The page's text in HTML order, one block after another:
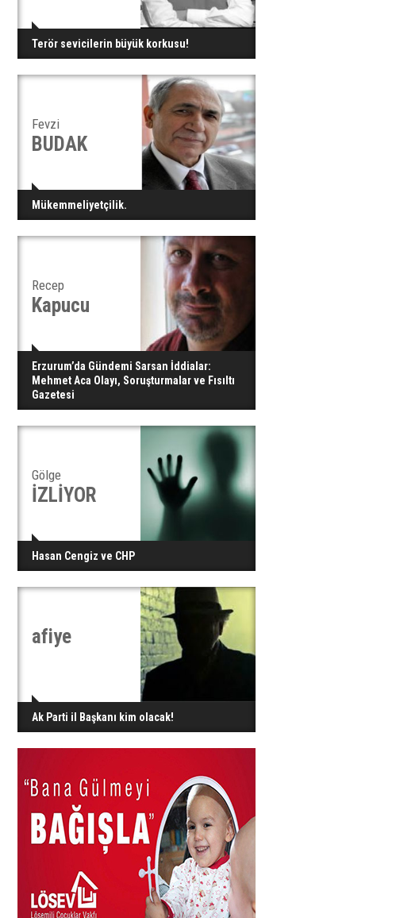
Terör sevicilerin büyük korkusu!
Fevzi
BUDAK
Mükemmeliyetçilik.
Recep
Kapucu
Erzurum’da Gündemi Sarsan İddialar:
Mehmet Aca Olayı, Soruşturmalar ve Fısıltı
Gazetesi
Gölge
İZLİYOR
Hasan Cengiz ve CHP
afiye
Ak Parti il Başkanı kim olacak!